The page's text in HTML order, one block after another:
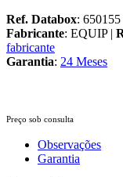
Ref. Databox: 650155
Fabricante: EQUIP |
fabricante
Garantia: 24 Meses
Preço sob consulta
Observações
Garantia